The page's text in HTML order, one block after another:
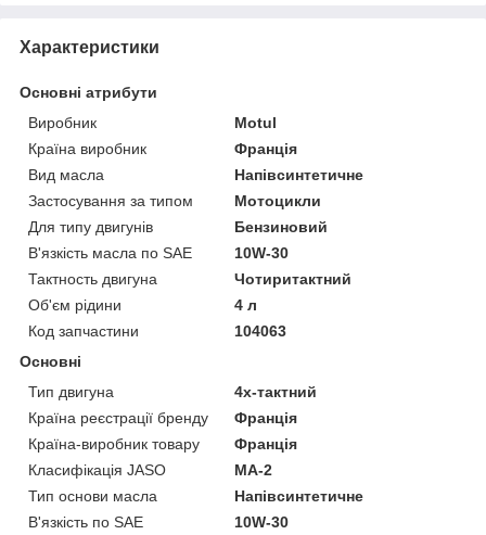
Характеристики
Основні атрибути
Виробник
Motul
Країна виробник
Франція
Вид масла
Напівсинтетичне
Застосування за типом
Мотоцикли
Для типу двигунів
Бензиновий
В'язкість масла по SAE
10W-30
Тактность двигуна
Чотиритактний
Об'єм рідини
4 л
Код запчастини
104063
Основні
Тип двигуна
4х-тактний
Країна реєстрації бренду
Франція
Країна-виробник товару
Франція
Класифікація JASO
MA-2
Тип основи масла
Напівсинтетичне
В'язкість по SAE
10W-30